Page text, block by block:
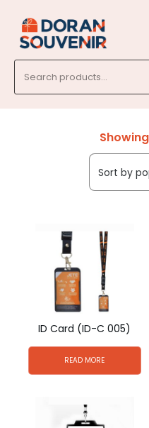
for:
ID Card (ID-C 005)
READ MORE